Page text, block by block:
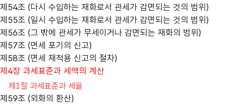
제54조 (다시 수입하는 재화로서 관세가 감면되는 것의 범위)
제55조 (일시 수입하는 재화로서 관세가 감면되는 것의 범위)
제56조 (그 밖에 관세가 무세이거나 감면되는 재화의 범위)
제57조 (면세 포기의 신고)
제58조 (면세 재적용 신고의 절차)
제4장 과세표준과 세액의 계산
제1절 과세표준과 세율
제59조 (외화의 환산)